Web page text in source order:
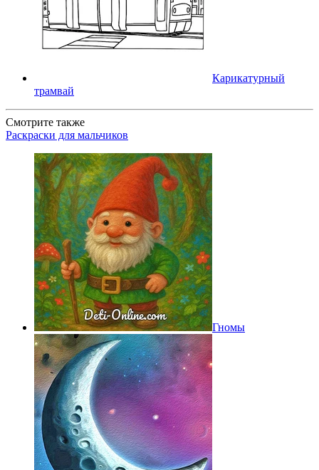
Карикатурный
трамвай
Смотрите также
Раскраски для мальчиков
Гномы